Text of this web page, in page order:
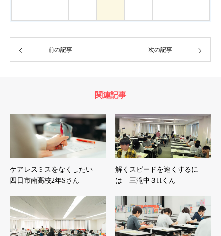
前の記事 次の記事
関連記事
ケアレスミスをなくしたい
四日市南高校2年Sさん
解くスピードを速くするに
は 三滝中３Hくん